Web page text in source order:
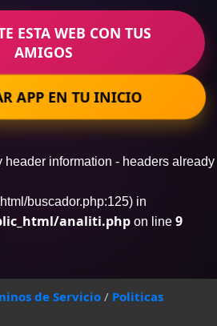
ESTA WEB CON TUS
AMIGOS
APP EN TU INICIO
de Servicio / Politicas
header information - headers already
buscador.php:125) in
analiti.php on line 9